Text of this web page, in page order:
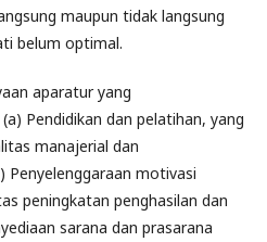
maupun tidak langsung
belum optimal.
aparatur yang
Pendidikan dan pelatihan, yang
manajerial dan
Penyelenggaraan motivasi
peningkatan penghasilan dan
sarana dan prasarana